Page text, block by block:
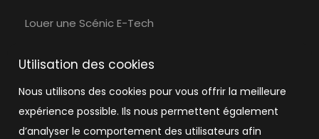
Louer une Scénic E-Tech
Louer une Volvo EX30
Louer une Tesla
Utilisation des cookies
Nous utilisons des cookies pour vous offrir la meilleure
expérience possible. Ils nous permettent également
d’analyser le comportement des utilisateurs afin